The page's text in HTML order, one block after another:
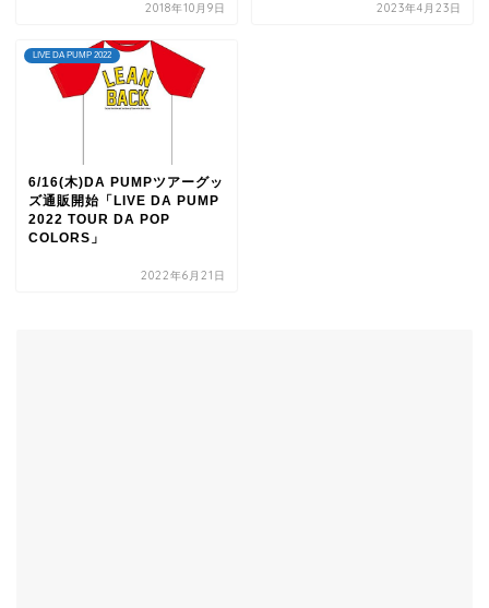
2018年10月9日 2023年4月23日
LIVE DA PUMP 2022
6/16(木)DA PUMPツアーグッ
ズ通販開始「LIVE DA PUMP
2022 TOUR DA POP
COLORS」
2022年6月21日